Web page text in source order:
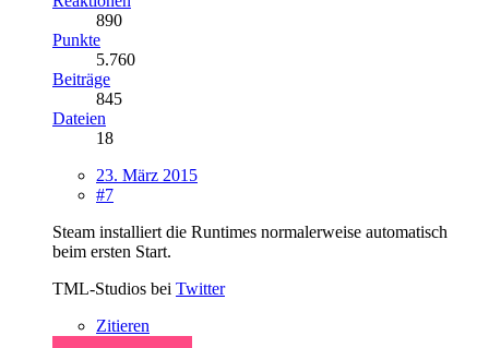
890
Punkte
5.760
Beiträge
845
Dateien
18
23. März 2015
#7
Steam installiert die Runtimes normalerweise automatisch
beim ersten Start.
TML-Studios bei Twitter
Zitieren